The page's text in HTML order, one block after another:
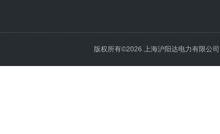
版权所有©2026 上海沪阳达电力有限公